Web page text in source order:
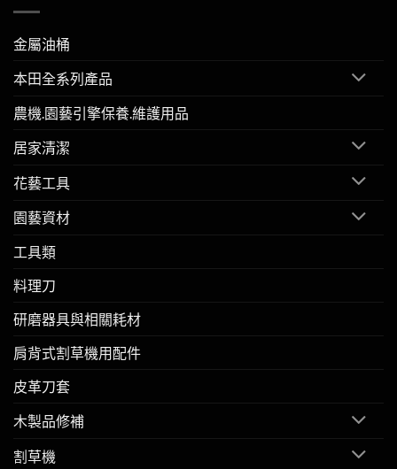
金屬油桶
本田全系列產品
農機.園藝引擎保養.維護用品
居家清潔
花藝工具
園藝資材
工具類
料理刀
研磨器具與相關耗材
肩背式割草機用配件
皮革刀套
木製品修補
割草機